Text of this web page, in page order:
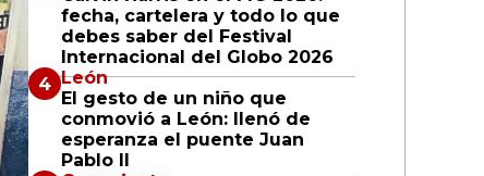
fecha, cartelera y todo lo que
debes saber del Festival
Internacional del Globo 2026
León
El gesto de un niño que
conmovió a León: llenó de
esperanza el puente Juan
Pablo II